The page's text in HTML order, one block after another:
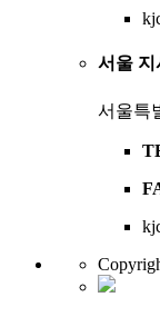
서울 지
서울특